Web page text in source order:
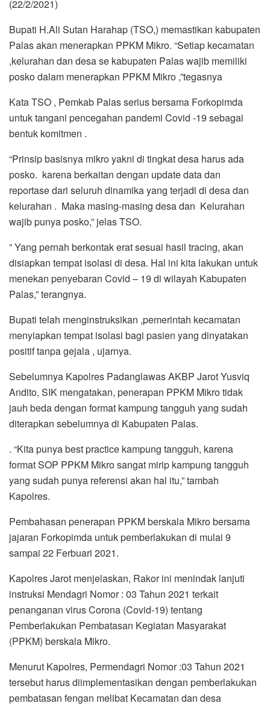
(22/2/2021)
Bupati H.Ali Sutan Harahap (TSO,) memastikan kabupaten
Palas akan menerapkan PPKM Mikro. “Setiap kecamatan
,kelurahan dan desa se kabupaten Palas wajib memiliki
posko dalam menerapkan PPKM Mikro ,”tegasnya
Kata TSO , Pemkab Palas serius bersama Forkopimda
untuk tangani pencegahan pandemi Covid -19 sebagai
bentuk komitmen .
“Prinsip basisnya mikro yakni di tingkat desa harus ada
posko. karena berkaitan dengan update data dan
reportase dari seluruh dinamika yang terjadi di desa dan
kelurahan . Maka masing-masing desa dan Kelurahan
wajib punya posko,” jelas TSO.
” Yang pernah berkontak erat sesuai hasil tracing, akan
disiapkan tempat isolasi di desa. Hal ini kita lakukan untuk
menekan penyebaran Covid – 19 di wilayah Kabupaten
Palas,” terangnya.
Bupati telah menginstruksikan ,pemerintah kecamatan
menyiapkan tempat isolasi bagi pasien yang dinyatakan
positif tanpa gejala , ujarnya.
Sebelumnya Kapolres Padanglawas AKBP Jarot Yusviq
Andito, SIK mengatakan, penerapan PPKM Mikro tidak
jauh beda dengan format kampung tangguh yang sudah
diterapkan sebelumnya di Kabupaten Palas.
. “Kita punya best practice kampung tangguh, karena
format SOP PPKM Mikro sangat mirip kampung tangguh
yang sudah punya referensi akan hal itu,” tambah
Kapolres.
Pembahasan penerapan PPKM berskala Mikro bersama
jajaran Forkopimda untuk pemberlakukan di mulai 9
sampai 22 Ferbuari 2021.
Kapolres Jarot menjelaskan, Rakor ini menindak lanjuti
instruksi Mendagri Nomor : 03 Tahun 2021 terkait
penanganan virus Corona (Covid-19) tentang
Pemberlakukan Pembatasan Kegiatan Masyarakat
(PPKM) berskala Mikro.
Menurut Kapolres, Permendagri Nomor :03 Tahun 2021
tersebut harus diimplementasikan dengan pemberlakukan
pembatasan fengan melibat Kecamatan dan desa